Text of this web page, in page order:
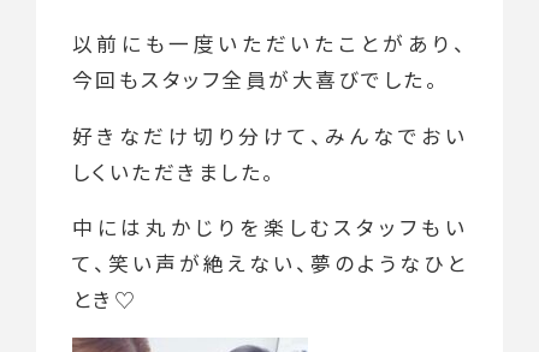
以前にも一度いただいたことがあり、
今回もスタッフ全員が大喜びでした。
好きなだけ切り分けて、みんなでおい
しくいただきました。
中には丸かじりを楽しむスタッフもい
て、笑い声が絶えない、夢のようなひと
とき♡